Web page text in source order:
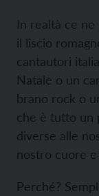
In realtà ce
il liscio
cantautori
Natale o un
brano rock o
che è tutto un
diverse alle
nostro cuore
Perché?